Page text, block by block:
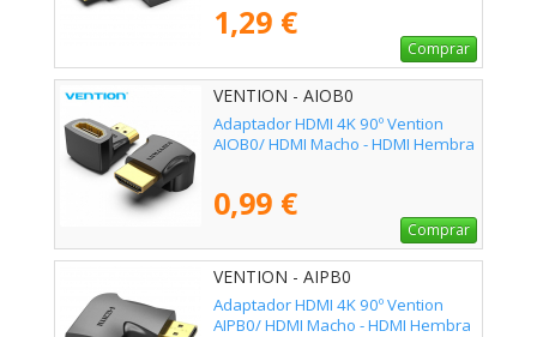
1,29 €
Comprar
VENTION - AIOB0
Adaptador HDMI 4K 90º Vention
AIOB0/ HDMI Macho - HDMI Hembra
0,99 €
Comprar
VENTION - AIPB0
Adaptador HDMI 4K 90º Vention
AIPB0/ HDMI Macho - HDMI Hembra